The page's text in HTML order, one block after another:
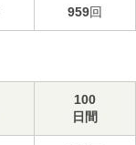
959回
100
日間